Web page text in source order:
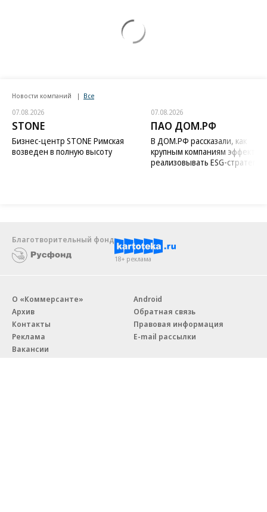
Новости компаний Все
07.08.2026
STONE
Бизнес-центр STONE Римская
возведен в полную высоту
07.08.2026
ПАО ДОМ.РФ
В ДОМ.РФ рассказали, как
крупным компаниям
реализовывать ESG-стратегию
Благотворительный фонд
18+ реклама
О «Коммерсанте»
Архив
Контакты
Реклама
Вакансии
Android
Обратная связь
Правовая информация
E-mail рассылки